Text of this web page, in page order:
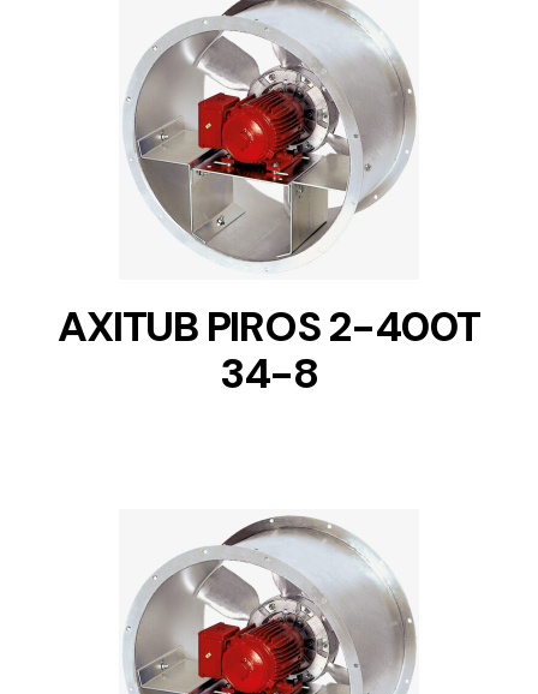
DETAILS
AXITUB PIROS 2-400T
34-8
DETAILS